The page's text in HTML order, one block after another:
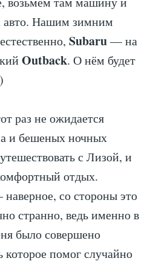
авто. Нашим зимним
Subaru— на
Outback. О нём будет
раз не ожидается
и бешеных ночных
с Лизой, и
отдых.
со стороны это
странно, ведь именно в
было совершено
которое помог случайно